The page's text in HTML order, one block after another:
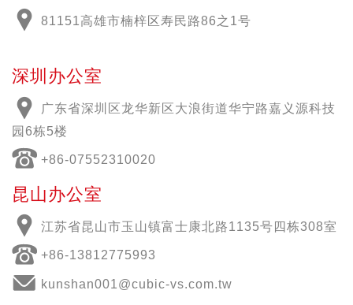
81151高雄市楠梓区寿民路86之1号
深圳办公室
广东省深圳区龙华新区大浪街道华宁路嘉义源科技
园6栋5楼
+86-07552310020
昆山办公室
江苏省昆山市玉山镇富士康北路1135号四栋308室
+86-13812775993
kunshan001@cubic-vs.com.tw